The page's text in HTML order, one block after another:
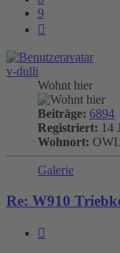
9
v-dulli
Wohnt hier
Beiträge: 6894
Registriert: 14
Wohnort: OWL
Galerie
Re: W910